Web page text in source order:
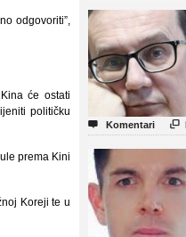
odgovoriti”,
će ostati
političku
prema Kini
Koreji te u
 Komentari 